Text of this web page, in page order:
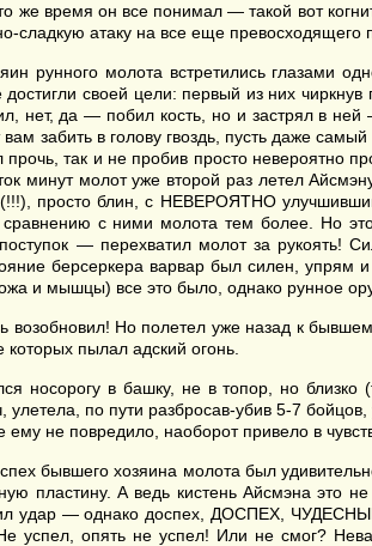
же время он все понимал — такой вот
сладкую атаку на все еще превосходящего
рунного молота встретились глазами
достигли своей цели: первый из них
нет, да — побил кость, но и застрял в
забить в голову гвоздь, пусть даже
прочь, так и не пробив просто невероятно
минут молот уже второй раз летел
просто блин, с НЕВЕРОЯТНО
с ними молота тем более. Но
— перехватил молот за рукоять!
берсеркера варвар был силен, упрям
и мышцы) все это было, однако рунное
возобновил! Но полетел уже назад к
пылал адский огонь.
носорогу в башку, не в топор, но
по пути разбросав-убив 5-7
не повредило, наоборот привело в
бывшего хозяина молота был
пластину. А ведь кистень Айсмэна это
удар — однако доспех, ДОСПЕХ,
успел, опять не успел! Или не смог?